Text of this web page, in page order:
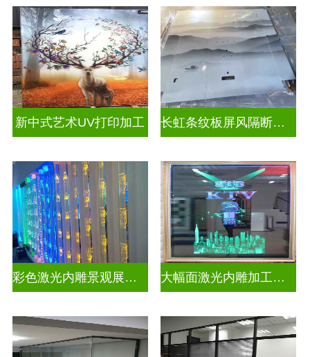
新中式艺术UV打印加工 长虹条纹板屏风隔断装饰彩绘玻璃
彩色激光内雕景观展示发光玻璃 大幅面激光内雕加工生产